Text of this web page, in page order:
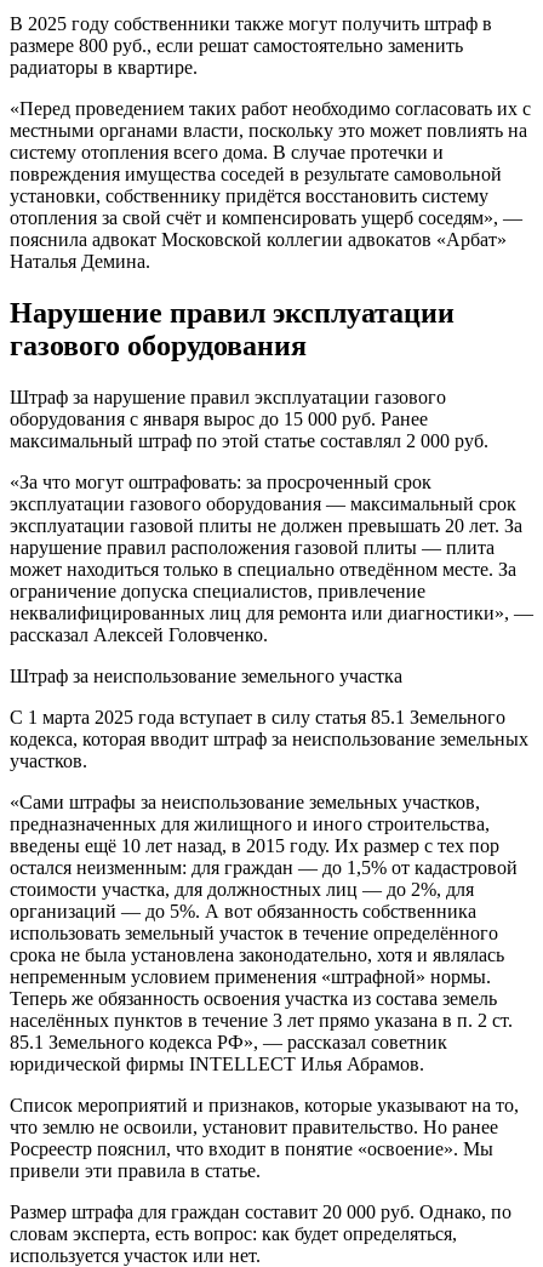
В 2025 году собственники также могут получить штраф в
размере 800 руб., если решат самостоятельно заменить
радиаторы в квартире.
«Перед проведением таких работ необходимо согласовать их с
местными органами власти, поскольку это может повлиять на
систему отопления всего дома. В случае протечки и
повреждения имущества соседей в результате самовольной
установки, собственнику придётся восстановить систему
отопления за свой счёт и компенсировать ущерб соседям», —
пояснила адвокат Московской коллегии адвокатов «Арбат»
Наталья Демина.
Нарушение правил эксплуатации
газового оборудования
Штраф за нарушение правил эксплуатации газового
оборудования с января вырос до 15 000 руб. Ранее
максимальный штраф по этой статье составлял 2 000 руб.
«За что могут оштрафовать: за просроченный срок
эксплуатации газового оборудования — максимальный срок
эксплуатации газовой плиты не должен превышать 20 лет. За
нарушение правил расположения газовой плиты — плита
может находиться только в специально отведённом месте. За
ограничение допуска специалистов, привлечение
неквалифицированных лиц для ремонта или диагностики», —
рассказал Алексей Головченко.
Штраф за неиспользование земельного участка
С 1 марта 2025 года вступает в силу статья 85.1 Земельного
кодекса, которая вводит штраф за неиспользование земельных
участков.
«Сами штрафы за неиспользование земельных участков,
предназначенных для жилищного и иного строительства,
введены ещё 10 лет назад, в 2015 году. Их размер с тех пор
остался неизменным: для граждан — до 1,5% от кадастровой
стоимости участка, для должностных лиц — до 2%, для
организаций — до 5%. А вот обязанность собственника
использовать земельный участок в течение определённого
срока не была установлена законодательно, хотя и являлась
непременным условием применения «штрафной» нормы.
Теперь же обязанность освоения участка из состава земель
населённых пунктов в течение 3 лет прямо указана в п. 2 ст.
85.1 Земельного кодекса РФ», — рассказал советник
юридической фирмы INTELLECT Илья Абрамов.
Список мероприятий и признаков, которые указывают на то,
что землю не освоили, установит правительство. Но ранее
Росреестр пояснил, что входит в понятие «освоение». Мы
привели эти правила в статье.
Размер штрафа для граждан составит 20 000 руб. Однако, по
словам эксперта, есть вопрос: как будет определяться,
используется участок или нет.